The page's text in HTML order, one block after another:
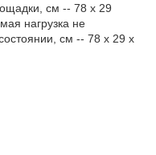
см -- 78 х 29
нагрузка не
см -- 78 х 29 х